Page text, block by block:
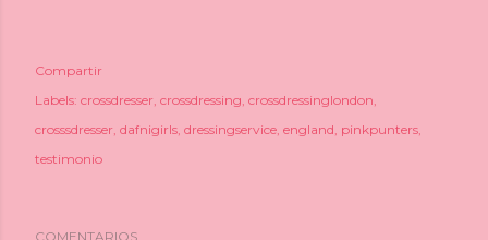
Compartir
Labels: crossdresser crossdressing crossdressinglondon
crosssdresser dafnigirls dressingservice england pinkpunters
testimonio
COMENTARIOS